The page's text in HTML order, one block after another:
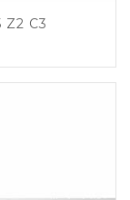
Z2 C3